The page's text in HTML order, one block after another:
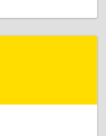
г, Московская